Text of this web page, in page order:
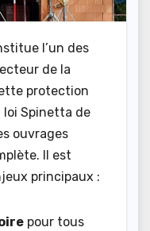
l’un des
de la
protection
loi Spinetta de
ouvrages
Il est
principaux :
pour tous